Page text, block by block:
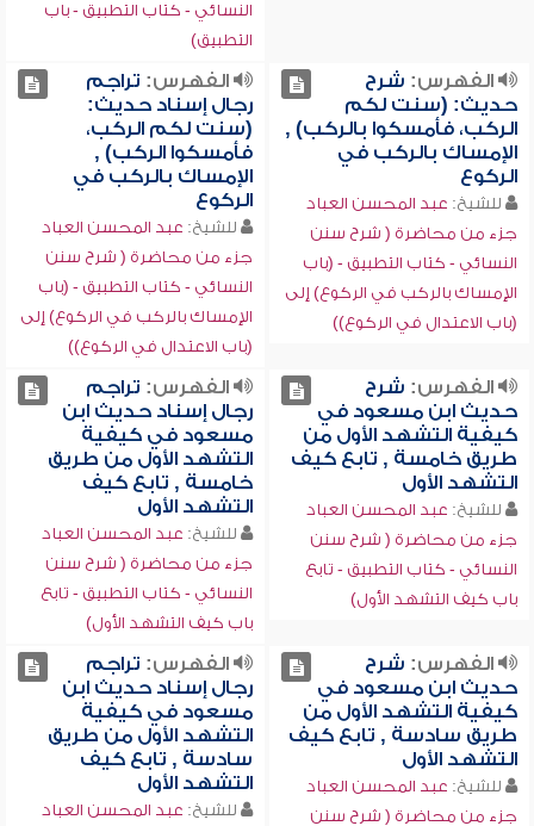
النسائي - كتاب التطبيق - باب
التطبيق)
الفهرس: شرح
حديث: (سنت لكم
الركب، فأمسكوا بالركب) ,
الإمساك بالركب في
الركوع
للشيخ: عبد المحسن العباد
جزء من محاضرة ( شرح سنن
النسائي - كتاب التطبيق - (باب
الإمساك بالركب في الركوع) إلى
(باب الاعتدال في الركوع))
الفهرس: تراجم
رجال إسناد حديث:
(سنت لكم الركب،
فأمسكوا الركب) ,
الإمساك بالركب في
الركوع
للشيخ: عبد المحسن العباد
جزء من محاضرة ( شرح سنن
النسائي - كتاب التطبيق - (باب
الإمساك بالركب في الركوع) إلى
(باب الاعتدال في الركوع))
الفهرس: شرح
حديث ابن مسعود في
كيفية التشهد الأول من
طريق خامسة , تابع كيف
التشهد الأول
للشيخ: عبد المحسن العباد
جزء من محاضرة ( شرح سنن
النسائي - كتاب التطبيق - تابع
باب كيف التشهد الأول)
الفهرس: تراجم
رجال إسناد حديث ابن
مسعود في كيفية
التشهد الأول من طريق
خامسة , تابع كيف
التشهد الأول
للشيخ: عبد المحسن العباد
جزء من محاضرة ( شرح سنن
النسائي - كتاب التطبيق - تابع
باب كيف التشهد الأول)
الفهرس: شرح
حديث ابن مسعود في
كيفية التشهد الأول من
طريق سادسة , تابع كيف
التشهد الأول
للشيخ: عبد المحسن العباد
جزء من محاضرة ( شرح سنن
الفهرس: تراجم
رجال إسناد حديث ابن
مسعود في كيفية
التشهد الأول من طريق
سادسة , تابع كيف
التشهد الأول
للشيخ: عبد المحسن العباد